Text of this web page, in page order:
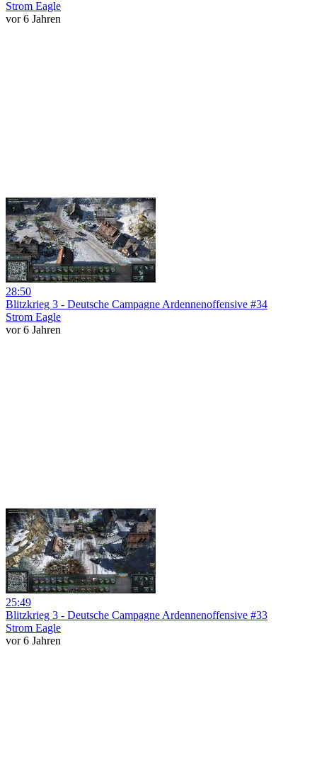
Strom Eagle
vor 6 Jahren
28:50
Blitzkrieg 3 - Deutsche Campagne Ardennenoffensive #34
Strom Eagle
vor 6 Jahren
25:49
Blitzkrieg 3 - Deutsche Campagne Ardennenoffensive #33
Strom Eagle
vor 6 Jahren